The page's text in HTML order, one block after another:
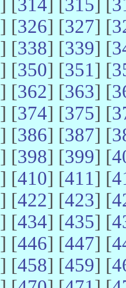
] [314] [315] [
] [326] [327] [
] [338] [339] [
] [350] [351] [
] [362] [363] [
] [374] [375] [
] [386] [387] [
] [398] [399] [
] [410] [411] [
] [422] [423] [
] [434] [435] [
] [446] [447] [
] [458] [459] [